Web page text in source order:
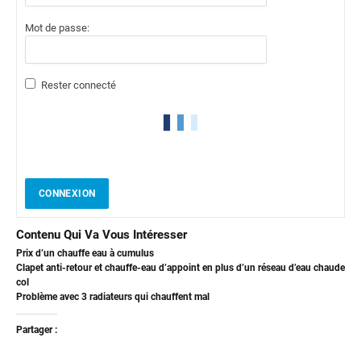
Mot de passe:
Rester connecté
CONNEXION
Contenu Qui Va Vous Intéresser
Prix d’un chauffe eau à cumulus
Clapet anti-retour et chauffe-eau d’appoint en plus d’un réseau d’eau chaude
col
Problème avec 3 radiateurs qui chauffent mal
Partager :